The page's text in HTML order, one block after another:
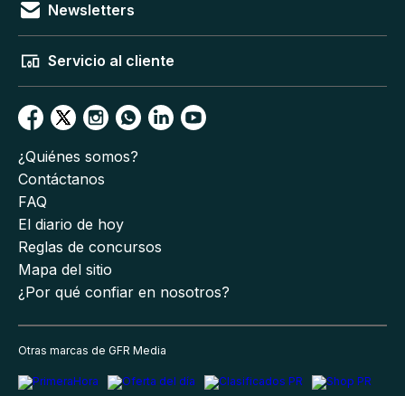
Newsletters
Servicio al cliente
¿Quiénes somos?
Contáctanos
FAQ
El diario de hoy
Reglas de concursos
Mapa del sitio
¿Por qué confiar en nosotros?
Otras marcas de GFR Media